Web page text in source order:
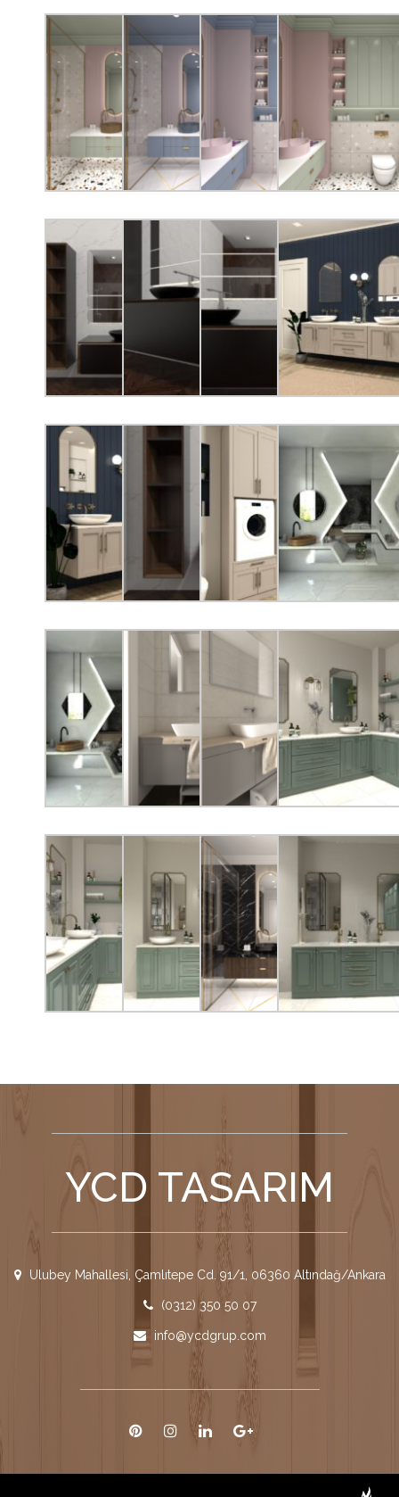
YCD TASARIM
Ulubey Mahallesi, Çamlıtepe Cd. 91/1, 06360 Altındağ/Ankara
(0312) 350 50 07
info@ycdgrup.com